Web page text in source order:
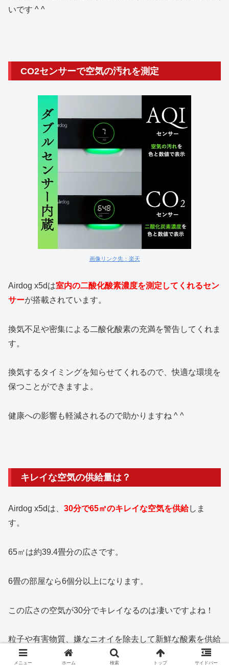
いです ^ ^
CO2センサーで空気の汚れを測定
画像リンク先：楽天
Airdog x5dは室内の二酸化酸素濃度を測定してくれるセン
サーが搭載されています。
換気不足や密集による二酸化酸素の充満を警告してくれま
す。
換気するタイミングを知らせてくれるので、快適な環境を
保つことができますよ。
健康への影響も軽減されるので助かりますね ^ ^
キレイな空気の供給量は？
Airdog x5dは、 30分で65㎡のキレイな空気を供給しま
す。
65㎡は約39.4畳分の広さです。
6畳の部屋なら6個分以上になります。
この広さの空気が30分でキレイなるのは凄いですよね！
粒子や有害物質、嫌なニオイを除去して新鮮な酸素を供給
してくれるので、快適に過ごすことができますよ♪
メニュー ホーム 検索 トップ サイドバー